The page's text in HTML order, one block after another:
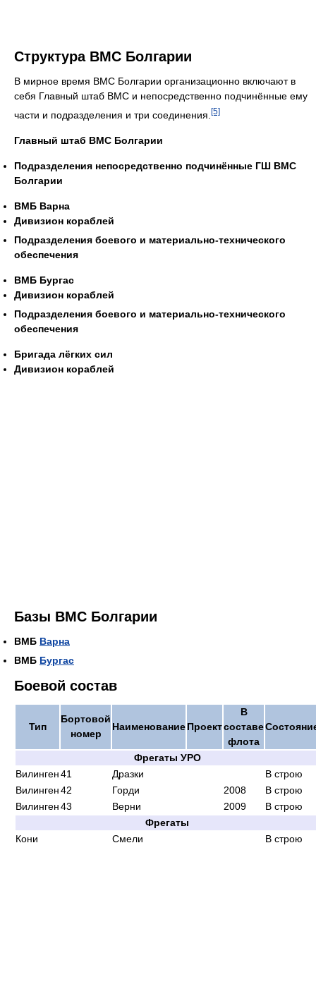
Структура ВМС Болгарии
В мирное время ВМС Болгарии организационно включают в
себя Главный штаб ВМС и непосредственно подчинённые ему
части и подразделения и три соединения. [5]
Главный штаб ВМС Болгарии
Подразделения непосредственно подчинённые ГШ ВМС
Болгарии
ВМБ Варна
Дивизион кораблей
Подразделения боевого и материально-технического
обеспечения
ВМБ Бургас
Дивизион кораблей
Подразделения боевого и материально-технического
обеспечения
Бригада лёгких сил
Дивизион кораблей
Базы ВМС Болгарии
ВМБ Варна
ВМБ Бургас
Боевой состав
Тип
Бортовой
номер
НаименованиеПроект
В
составе
флота
Фрегаты УРО
Вилинген41 Дразки
В строю
Вилинген42 Горди 2008
В строю
Вилинген43 Верни 2009
В строю
Фрегаты
Кони
Смели В строю